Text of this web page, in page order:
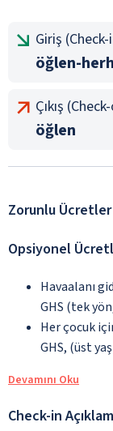
Giriş
öğlen-
Çıkış
öğlen
Zorunlu Ücretler
Opsiyonel
Havaalanı
GHS (tek
Her çocuk
GHS, (üst yaş
Devamını Oku
Check-in